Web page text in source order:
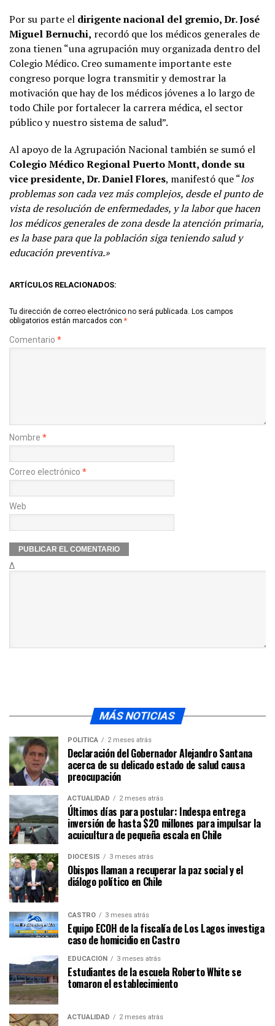
Por su parte el dirigente nacional del gremio, Dr. José
Miguel Bernuchi, recordó que los médicos generales de
zona tienen “una agrupación muy organizada dentro del
Colegio Médico. Creo sumamente importante este
congreso porque logra transmitir y demostrar la
motivación que hay de los médicos jóvenes a lo largo de
todo Chile por fortalecer la carrera médica, el sector
público y nuestro sistema de salud”.
Al apoyo de la Agrupación Nacional también se sumó el
Colegio Médico Regional Puerto Montt, donde su
vice presidente, Dr. Daniel Flores, manifestó que “los
problemas son cada vez más complejos, desde el punto de
vista de resolución de enfermedades, y la labor que hacen
los médicos generales de zona desde la atención primaria,
es la base para que la población siga teniendo salud y
educación preventiva.»
ARTÍCULOS RELACIONADOS:
Tu dirección de correo electrónico no será publicada. Los campos
obligatorios están marcados con *
Comentario *
Nombre *
Correo electrónico *
Web
Δ
MÁS NOTICIAS
POLÍTICA 2 meses atrás
Declaración del Gobernador Alejandro Santana
acerca de su delicado estado de salud causa
preocupación
ACTUALIDAD 2 meses atrás
Últimos días para postular: Indespa entrega
inversión de hasta $20 millones para impulsar la
acuicultura de pequeña escala en Chile
DIÓCESIS 3 meses atrás
Obispos llaman a recuperar la paz social y el
diálogo político en Chile
CASTRO 3 meses atrás
Equipo ECOH de la fiscalía de Los Lagos investiga
caso de homicidio en Castro
EDUCACIÓN 3 meses atrás
Estudiantes de la escuela Roberto White se
tomaron el establecimiento
ACTUALIDAD 2 meses atrás